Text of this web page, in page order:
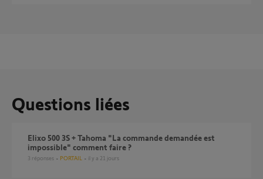
Questions liées
Elixo 500 3S + Tahoma "La commande demandée est
impossible" comment faire ?
3 réponses PORTAIL il y a 21 jours